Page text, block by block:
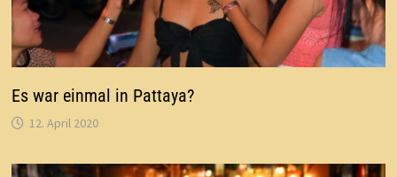
Es war einmal in Pattaya?
12. April 2020